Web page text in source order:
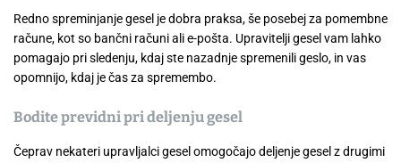
Redno spreminjanje gesel je dobra praksa, še posebej za pomembne
račune, kot so bančni računi ali e-pošta. Upravitelji gesel vam lahko
pomagajo pri sledenju, kdaj ste nazadnje spremenili geslo, in vas
opomnijo, kdaj je čas za spremembo.
Bodite previdni pri deljenju gesel
Čeprav nekateri upravljalci gesel omogočajo deljenje gesel z drugimi